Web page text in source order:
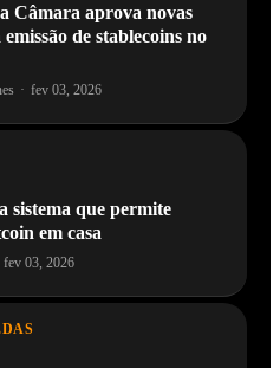
Câmara aprova novas
de stablecoins no
· fev 03, 2026
sistema que permite
em casa
fev 03, 2026